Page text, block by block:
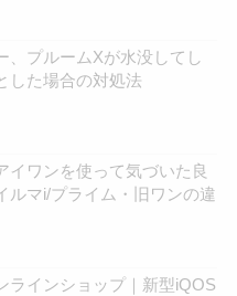
、プルームXが水没してし
した場合の対処法
イワンを使って気づいた良
ルマi/プライム・旧ワンの違
ラインショップ｜新型iQOS